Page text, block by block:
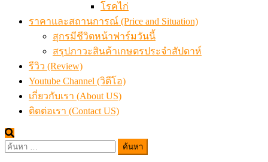
โรคไก่
ราคาและสถานการณ์ (Price and Situation)
สุกรมีชีวิตหน้าฟาร์มวันนี้
สรุปภาวะสินค้าเกษตรประจำสัปดาห์
รีวิว (Review)
Youtube Channel (วิดีโอ)
เกี่ยวกับเรา (About US)
ติดต่อเรา (Contact US)
ค้นหา